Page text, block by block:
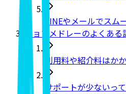
LINEやメールでスム
ジョブメドレーのよくあ
利用料や紹介料はか
サポートが少ないっ